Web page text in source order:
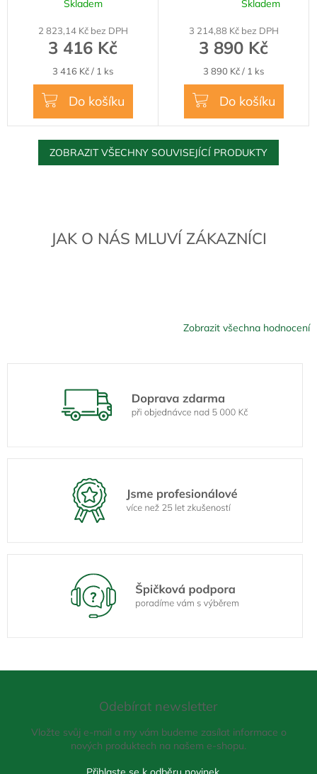
JAK O NÁS MLUVÍ ZÁKAZNÍCI
Zobrazit všechna hodnocení
Skladem
2 823,14 Kč bez DPH
3 416 Kč
Měrná
cena:
3 416 Kč / 1 ks
Do košíku
dřevěná
produktu
hvězdiček.
Skladem
3 214,88 Kč bez DPH
3 890 Kč
Měrná
cena:
3 890 Kč / 1 ks
Do košíku
ZOBRAZIT VŠECHNY SOUVISEJÍCÍ PRODUKTY
Odebírat newsletter
Vložte svůj e-mail a my vám budeme zasílat informace o
nových produktech na našem e-shopu.